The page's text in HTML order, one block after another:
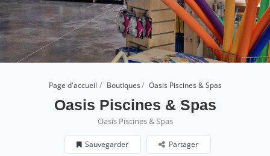
Page d'accueil Boutiques Oasis Piscines & Spas
Oasis Piscines & Spas
Oasis Piscines & Spas
Sauvegarder Partager